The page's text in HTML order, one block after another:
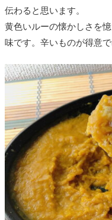
伝わると思います。
黄色いルーの懐かしさを
味です。辛いものが得意